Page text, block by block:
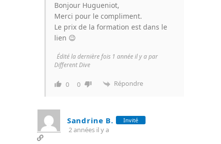
Bonjour Hugueniot,
Merci pour le compliment.
Le prix de la formation est dans le
lien 😉
Édité la dernière fois 1 année il y a par
Different Dive
0 0 Répondre
Sandrine B. Invité
2 années il y a